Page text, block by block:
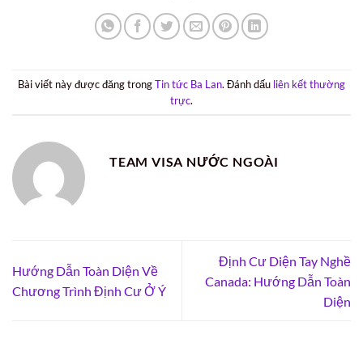
Bài viết này được đăng trongTin tức Ba Lan. Đánh dấu liên kết thường
trực.
TEAM VISA NƯỚC NGOÀI
Hướng Dẫn Toàn Diện Về
Chương Trình Định Cư Ở Ý
Định Cư Diện Tay Nghề
Canada: Hướng Dẫn Toàn
Diện